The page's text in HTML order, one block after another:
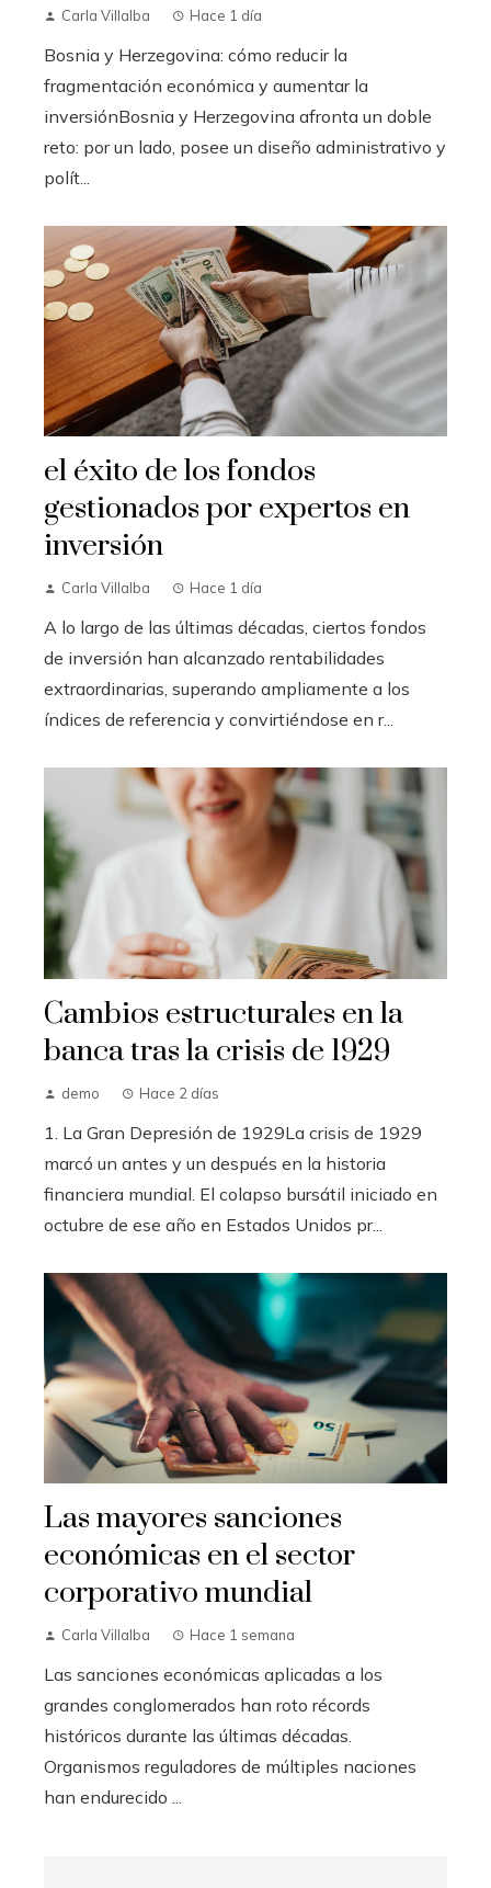
Carla Villalba Hace 1 día
Bosnia y Herzegovina: cómo reducir la
fragmentación económica y aumentar la
inversiónBosnia y Herzegovina afronta un doble
reto: por un lado, posee un diseño administrativo y
polít...
el éxito de los fondos
gestionados por expertos en
inversión
Carla Villalba Hace 1 día
A lo largo de las últimas décadas, ciertos fondos
de inversión han alcanzado rentabilidades
extraordinarias, superando ampliamente a los
índices de referencia y convirtiéndose en r...
Cambios estructurales en la
banca tras la crisis de 1929
demo Hace 2 días
1. La Gran Depresión de 1929La crisis de 1929
marcó un antes y un después en la historia
financiera mundial. El colapso bursátil iniciado en
octubre de ese año en Estados Unidos pr...
Las mayores sanciones
económicas en el sector
corporativo mundial
Carla Villalba Hace 1 semana
Las sanciones económicas aplicadas a los
grandes conglomerados han roto récords
históricos durante las últimas décadas.
Organismos reguladores de múltiples naciones
han endurecido ...